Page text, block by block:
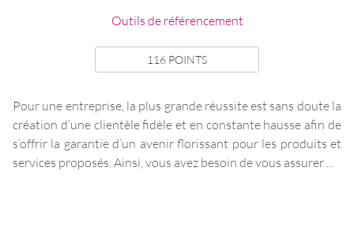
Outils de référencement
116 POINTS
Pour une entreprise, la plus grande réussite est sans doute la
création d’une clientèle fidèle et en constante hausse afin de
s’offrir la garantie d’un avenir florissant pour les produits et
services proposés. Ainsi, vous avez besoin de vous assurer ...